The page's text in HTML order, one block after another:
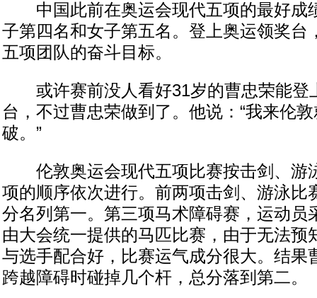
中国此前在奥运会现代五项的最好成
子第四名和女子第五名。登上奥运领奖台
五项团队的奋斗目标。
或许赛前没人看好31岁的曹忠荣能登
台，不过曹忠荣做到了。他说：“我来伦
破。”
伦敦奥运会现代五项比赛按击剑、游
项的顺序依次进行。前两项击剑、游泳比
分名列第一。第三项马术障碍赛，运动员
由大会统一提供的马匹比赛，由于无法预
与选手配合好，比赛运气成分很大。结果
跨越障碍时碰掉几个杆，总分落到第二。